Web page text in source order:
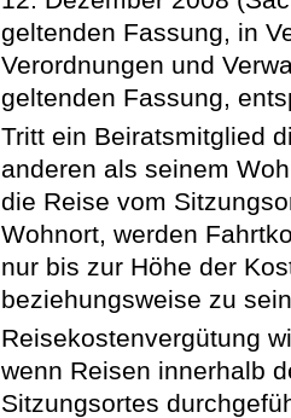
geltenden Fassung, in
Verordnungen und
geltenden Fassung,
Tritt ein Beiratsmitglied
anderen als seinem
die Reise vom
Wohnort, werden
nur bis zur Höhe der
beziehungsweise zu
Reisekostenvergütung
wenn Reisen innerhalb
Sitzungsortes